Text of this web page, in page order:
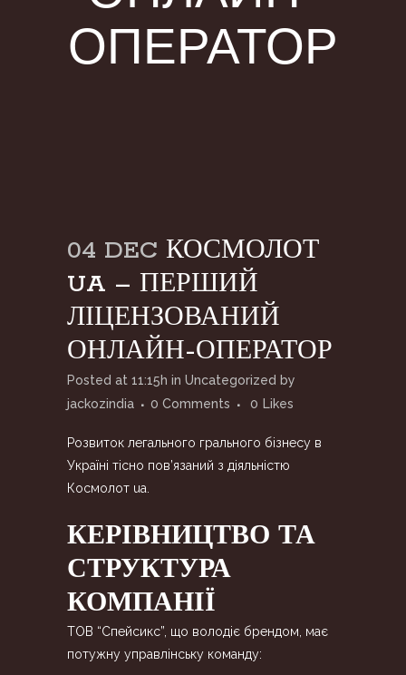
ОПЕРАТОР
04 DEC КОСМОЛОТ
UA – ПЕРШИЙ
ЛІЦЕНЗОВАНИЙ
ОНЛАЙН-ОПЕРАТОР
Posted at 11:15h in Uncategorized by
jackozindia
0 Comments 0 Likes
Розвиток легального грального бізнесу в
Україні тісно пов’язаний з діяльністю
Космолот ua.
КЕРІВНИЦТВО ТА
СТРУКТУРА
КОМПАНІЇ
ТОВ “Спейсикс”, що володіє брендом, має
потужну управлінську команду: